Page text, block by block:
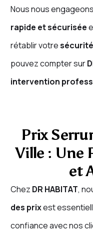
Nous nous
rapide et sécurisée
rétablir votresécurité
pouvez compter sur
intervention
Prix
Ville : Une
et
Chez DR HABITAT,
des prixest
confiance avec nos